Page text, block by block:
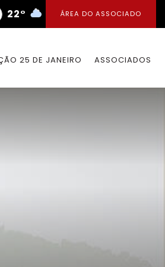
22° ÁREA DO ASSOCIADO
25 DE JANEIRO ASSOCIADOS